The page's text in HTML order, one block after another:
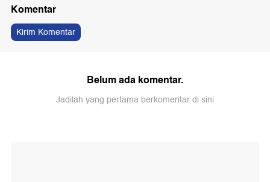
Komentar
Kirim Komentar
Belum ada komentar.
Jadilah yang pertama berkomentar di sini